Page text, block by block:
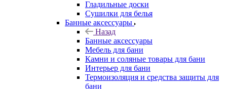
Гладильные доски
Сушилки для белья
Банные аксессуары
Назад
Банные аксессуары
Мебель для бани
Камни и соляные товары для бани
Интерьер для бани
Термоизоляция и средства защиты для
бани